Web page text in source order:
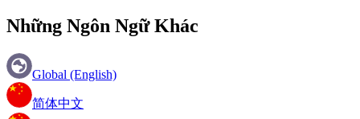
Những Ngôn Ngữ Khác
Global (English)
简体中文